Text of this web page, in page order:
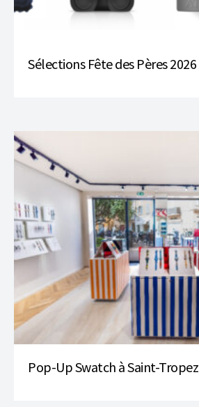
Sélections Fête des Pères 2026
Pop-Up Swatch à Saint-Tropez